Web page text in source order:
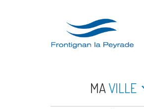
MAVILLE